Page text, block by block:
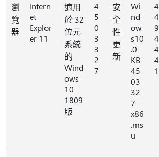
瀏
覽
器
Intern
et
Explor
er 11
適用
於 32
位元
系統
的
Wind
ows
10
1809
版
4
5
0
3
3
2
7
安
全
性
更
新
Wi
nd
ow
s10
.0-
KB
45
03
32
7-
x86
.ms
u
4
4
9
4
4
4
1